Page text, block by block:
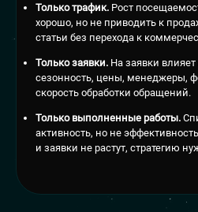
Только трафик. Рост
хорошо, но не приводить к
статьи без перехода к
Только заявки. На заявки влияет
сезонность, цены, менеджеры,
скорость обработки обращений.
Только выполненные работы.
активность, но не
и заявки не растут, стратегию